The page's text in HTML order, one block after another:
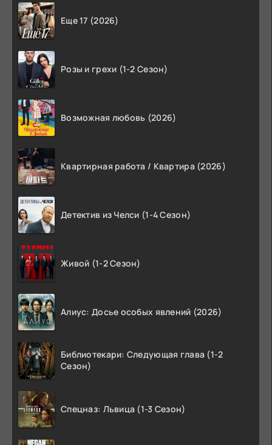
Еще 17 (2026)
Розы и грехи (1-2 Сезон)
Возможная любовь (2026)
Квартирная работа / Квартира (2026)
Детектив из Челси (1-4 Сезон)
Живой (1-2 Сезон)
Алиус: Досье особых явлений (2026)
Библиотекари: Следующая глава (1-2
Сезон)
Спецназ: Львица (1-3 Сезон)